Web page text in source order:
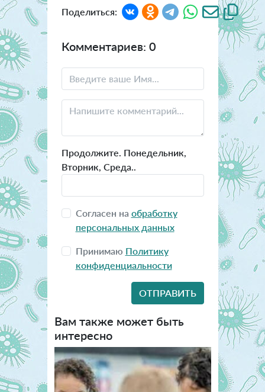
Поделиться:
Комментариев: 0
Продолжите. Понедельник,
Вторник, Среда..
Согласен на обработку
персональных данных
Принимаю Политику
конфиденциальности
Вам также может быть
интересно